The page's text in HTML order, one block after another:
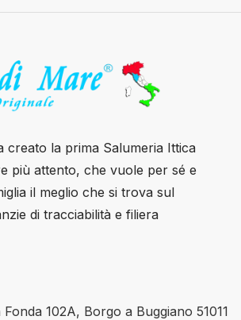
creato la prima Salumeria Ittica
più attento, che vuole per sé e
il meglio che si trova sul
di tracciabilità e filiera
102A, Borgo a Buggiano 51011